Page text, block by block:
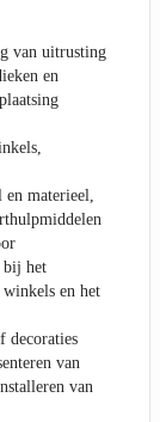
van uitrusting
en
en materieel,
bij het
winkels en het
decoraties
van
van